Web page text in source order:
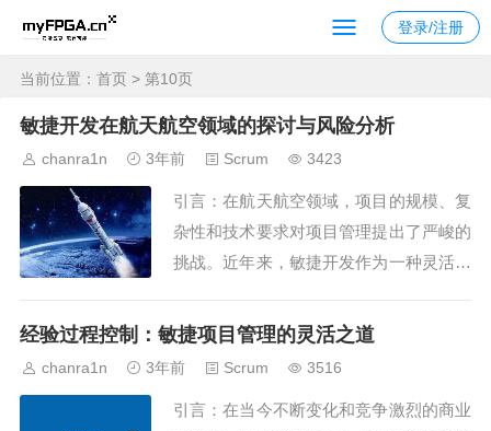
登录/注册
当前位置： 首页 > 第10页
敏捷开发在航天航空领域的探讨与风险分析
chanra1n 3年前 Scrum 3423
引言：在航天航空领域，项目的规模、复
杂性和技术要求对项目管理提出了严峻的
挑战。近年来，敏捷开发作为一种灵活的
航天航空项目的特殊性，引入敏捷开发可
域的适用性与潜在风险。一、适用性与需
经验过程控制：敏捷项目管理的灵活之道
chanra1n 3年前 Scrum 3516
引言：在当今不断变化和竞争激烈的商业